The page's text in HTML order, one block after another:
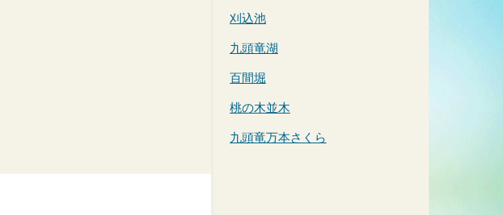
刈込池
九頭竜湖
百間堀
桃の木並木
九頭竜万本さくら